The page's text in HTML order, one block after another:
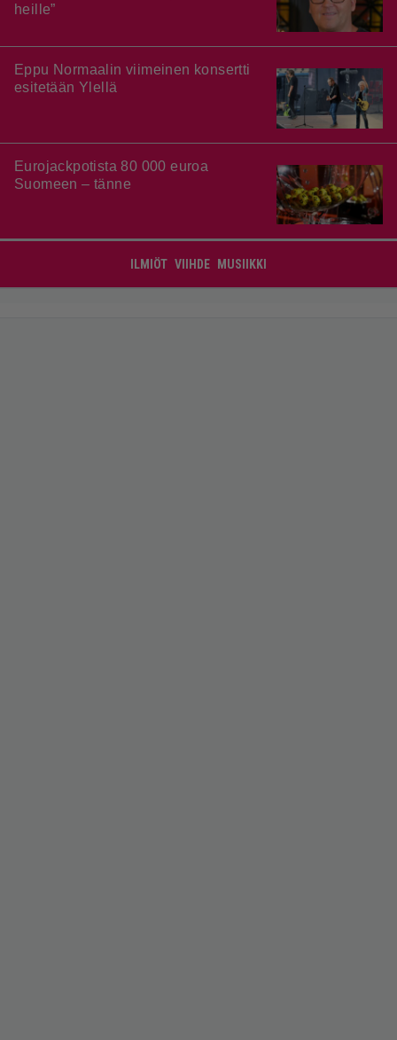
heille”
Eppu Normaalin viimeinen konsertti
esitetään Ylellä
Eurojackpotista 80 000 euroa
Suomeen – tänne
ILMIÖT VIIHDE MUSIIKKI